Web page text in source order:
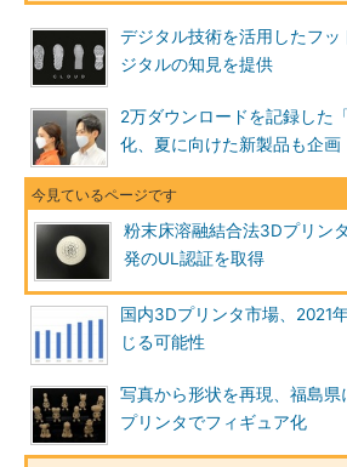
デジタル技術を活用したフ
ジタルの知見を提供
2万ダウンロードを記録した
化、夏に向けた新製品も企画
粉末床溶融結合法3Dプリン
発のUL認証を取得
国内3Dプリンタ市場、2021
じる可能性
写真から形状を再現、福島
プリンタでフィギュア化